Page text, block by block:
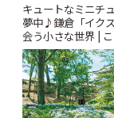
キュートなミニチ
夢中♪鎌倉「イク
会う小さな世界 |